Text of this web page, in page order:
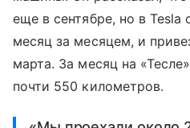
еще в сентябре, но в Tesla
месяц за месяцем, и
марта. За месяц на
почти 550 километров.